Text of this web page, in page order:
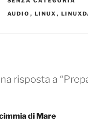
TAG
AUDIO , LINUX ,
risposta a
di Mare